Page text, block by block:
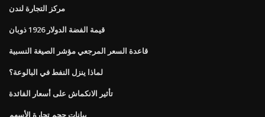
مركز التجارة لندن
قيمة الفضة الدولار 1926 ذوبان
قاعدة السعر المرجعي مؤشر الصيغة النسبية
لماذا ينزل النفط في البالوعة؟
تأثير الانكماش على أسعار الفائدة
بيانات حجم تجارة الأسهم